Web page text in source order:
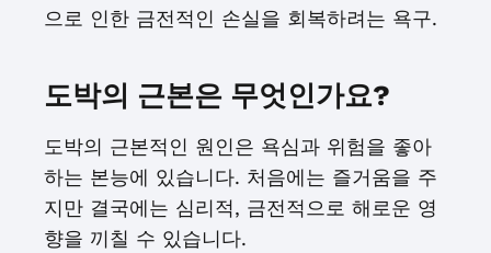
으로 인한 금전적인 손실을 회복하려는 욕구.
도박의 근본은 무엇인가요?
도박의 근본적인 원인은 욕심과 위험을 좋아
하는 본능에 있습니다. 처음에는 즐거움을 주
지만 결국에는 심리적, 금전적으로 해로운 영
향을 끼칠 수 있습니다.